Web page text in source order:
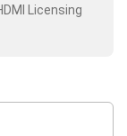
Licensing